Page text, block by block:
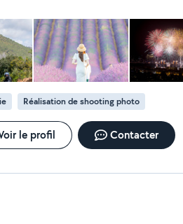
Réalisation de shooting photo
le profil Contacter